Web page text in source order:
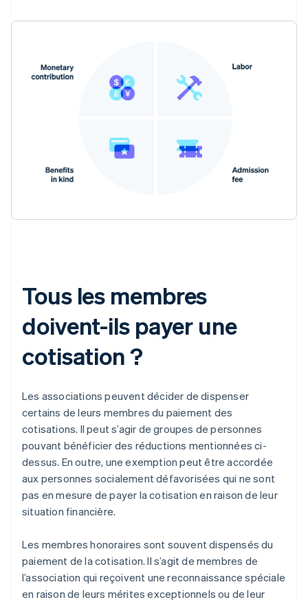
Tous les membres
doivent-ils payer une
cotisation ?
Les associations peuvent décider de dispenser
certains de leurs membres du paiement des
cotisations. Il peut s’agir de groupes de personnes
pouvant bénéficier des réductions mentionnées ci-
dessus. En outre, une exemption peut être accordée
aux personnes socialement défavorisées qui ne sont
pas en mesure de payer la cotisation en raison de leur
situation financière.
Les membres honoraires sont souvent dispensés du
paiement de la cotisation. Il s’agit de membres de
l’association qui reçoivent une reconnaissance spéciale
en raison de leurs mérites exceptionnels ou de leur